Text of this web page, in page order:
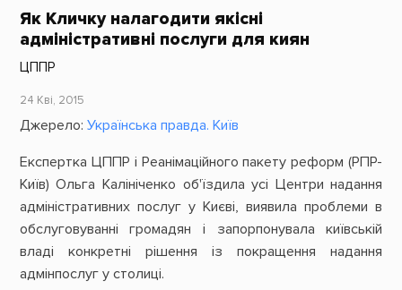
Як Кличку налагодити якісні
адміністративні послуги для киян
ЦППР
24 Кві, 2015
Джерело: Українська правда. Київ
Експертка ЦППР і Реанімаційного пакету реформ (РПР-
Київ) Ольга Калініченко об'їздила усі Центри надання
адміністративних послуг у Києві, виявила проблеми в
обслуговуванні громадян і запорпонувала київській
владі конкретні рішення із покращення надання
адмінпослуг у столиці.